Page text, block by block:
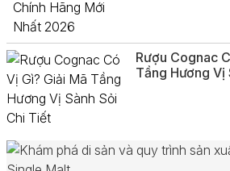
Rượu Cognac
Tầng Hương Vị